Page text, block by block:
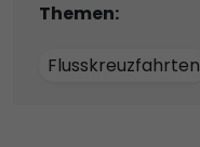
Themen:
Flusskreuzfahrten